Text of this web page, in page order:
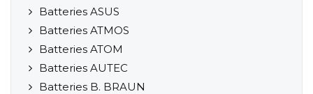
Batteries ASUS
Batteries ATMOS
Batteries ATOM
Batteries AUTEC
Batteries B. BRAUN